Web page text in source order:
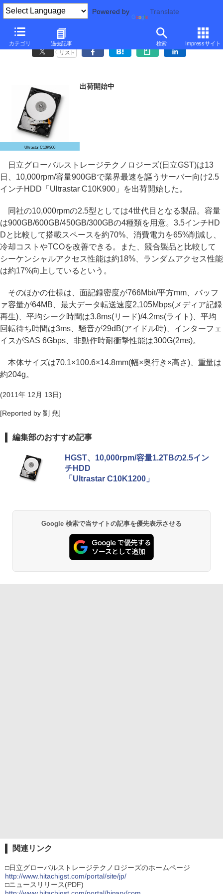
Powered by Translate
カテゴリ 過去記事 検索 Impressサイト
日立GST、10,000rpmで最大容量900GBの2.5インチHDD
リスト
Ultrastar C10K900
出荷開始中
日立グローバルストレージテクノロジーズ(日立GST)は13
日、10,000rpm/容量900GBで業界最速を謳うサーバー向け2.5
インチHDD「Ultrastar C10K900」を出荷開始した。
同社の10,000rpmの2.5型としては4世代目となる製品。容量
は900GB/600GB/450GB/300GBの4種類を用意。3.5インチHD
Dと比較して搭載スペースを約70%、消費電力を65%削減し、
冷却コストやTCOを改善できる。また、競合製品と比較して
シーケンシャルアクセス性能は約18%、ランダムアクセス性能
は約17%向上しているという。
そのほかの仕様は、面記録密度が766Mbit/平方mm、バッフ
ァ容量が64MB、最大データ転送速度2,105Mbps(メディア記録
再生)、平均シーク時間は3.8ms(リード)/4.2ms(ライト)、平均
回転待ち時間は3ms、騒音が29dB(アイドル時)、インターフェ
イスがSAS 6Gbps、非動作時耐衝撃性能は300G(2ms)。
本体サイズは70.1×100.6×14.8mm(幅×奥行き×高さ)、重量は
約204g。
(2011年 12月 13日)
[Reported by 劉 尭]
編集部のおすすめ記事
HGST、10,000rpm/容量1.2TBの2.5イン
チHDD
「Ultrastar C10K1200」
Google 検索で当サイトの記事を優先表示させる
関連リンク
□日立グローバルストレージテクノロジーズのホームページ
http://www.hitachigst.com/portal/site/jp/
□ニュースリリース(PDF)